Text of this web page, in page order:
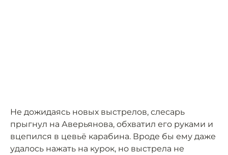
Не дожидаясь новых выстрелов, слесарь
прыгнул на Аверьянова, обхватил его руками и
вцепился в цевьё карабина. Вроде бы ему даже
удалось нажать на курок, но выстрела не